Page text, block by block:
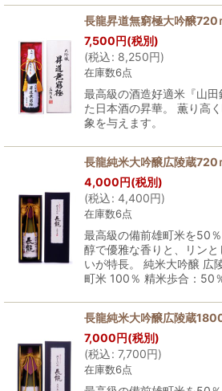
長龍昇道無窮極大吟醸720
7,500円(税別)
(税込: 8,250円)
在庫数6点
最高級の酒造好適米『山
た日本酒の昇華。 薫り高
象を与えます。
長龍純米大吟醸広陵蔵720
4,000円(税別)
(税込: 4,400円)
在庫数6点
最高級の備前雄町米を50
醇で優雅な香りと、リン
いが特長。 純米大吟醸 広
町米 100％ 精米歩合：50
長龍純米大吟醸広陵蔵
7,000円(税別)
(税込: 7,700円)
在庫数6点